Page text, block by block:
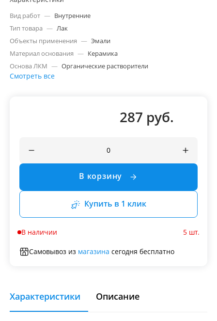
Вид работ — Внутренние
Тип товара — Лак
Объекты применения — Эмали
Материал основания — Керамика
Основа ЛКМ — Органические растворители
Смотреть все
287 руб.
В корзину
Купить в 1 клик
В наличии 5 шт.
Самовывоз из магазина сегодня бесплатно
Характеристики Описание